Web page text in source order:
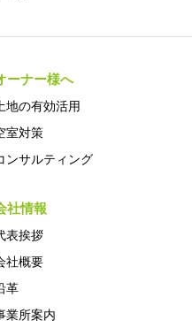
ーナー様へ
地の有効活用
室対策
ンサルティング
社情報
表挨拶
社概要
革
業所案内